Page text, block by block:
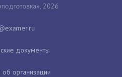
2026
документы
организации